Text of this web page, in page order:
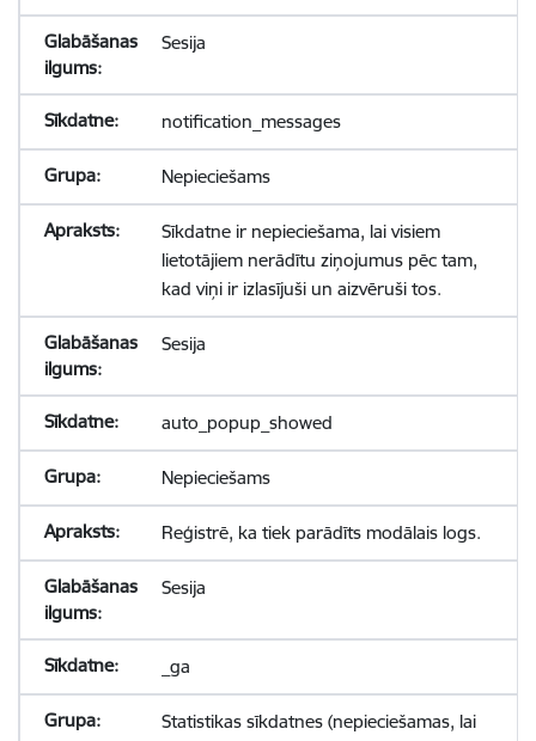
Sesija
notification_messages
Nepieciešams
Sīkdatne ir nepieciešama, lai visiem
lietotājiem nerādītu ziņojumus pēc tam,
kad viņi ir izlasījuši un aizvēruši tos.
Sesija
auto_popup_showed
Nepieciešams
Reģistrē, ka tiek parādīts modālais logs.
Sesija
_ga
Statistikas sīkdatnes (nepieciešamas, lai